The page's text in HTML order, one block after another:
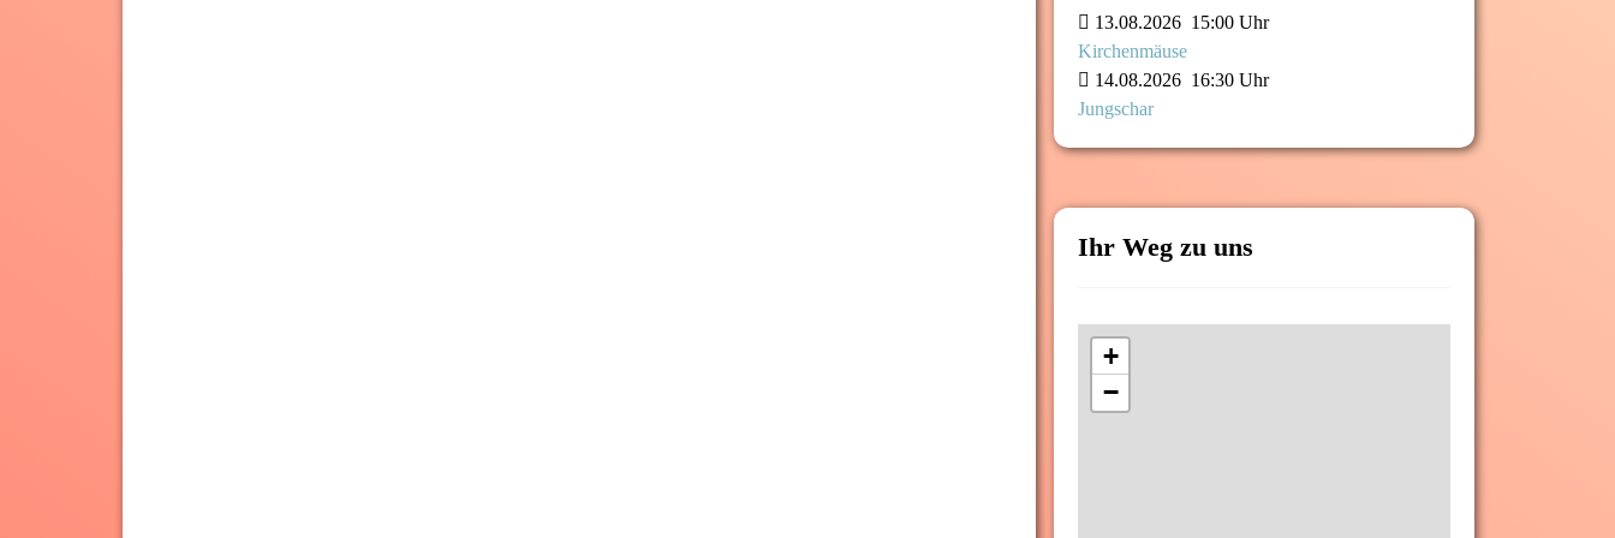
13.08.2026 15:00 Uhr
Kirchenmäuse
14.08.2026 16:30 Uhr
Jungschar
Ihr Weg zu uns
+
−